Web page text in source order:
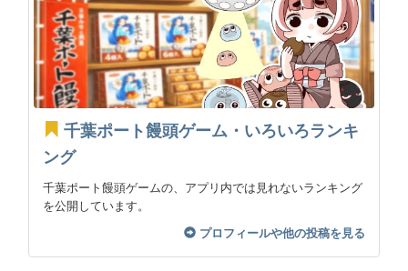
千葉ポート饅頭ゲーム・いろいろランキ
ング
千葉ポート饅頭ゲームの、アプリ内では見れないランキング
を公開しています。
プロフィールや他の投稿を見る